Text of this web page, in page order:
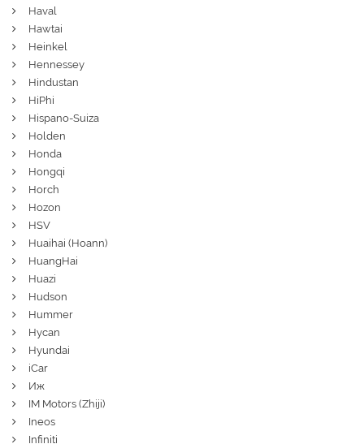
Haval
Hawtai
Heinkel
Hennessey
Hindustan
HiPhi
Hispano-Suiza
Holden
Honda
Hongqi
Horch
Hozon
HSV
Huaihai (Hoann)
HuangHai
Huazi
Hudson
Hummer
Hycan
Hyundai
iCar
Иж
IM Motors (Zhiji)
Ineos
Infiniti